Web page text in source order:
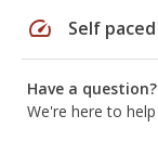
speed Self paced
Have a question?
We're here to help